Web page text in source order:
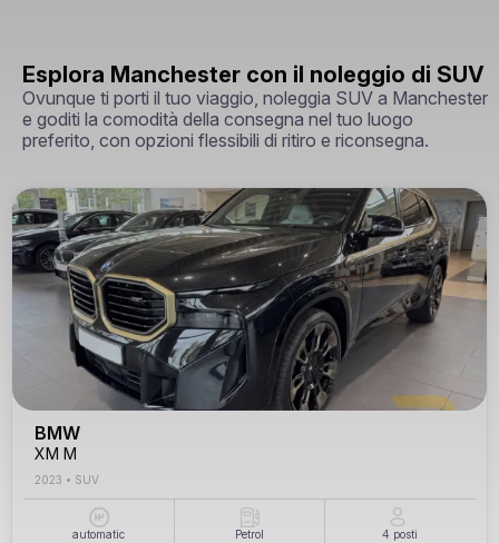
Esplora Manchester con il noleggio di SUV
Ovunque ti porti il tuo viaggio, noleggia SUV a Manchester
e goditi la comodità della consegna nel tuo luogo
preferito, con opzioni flessibili di ritiro e riconsegna.
BMW
XM M
2023 • SUV
automatic Petrol 4 posti